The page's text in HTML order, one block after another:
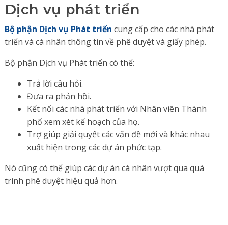
Dịch vụ phát triển
Bộ phận Dịch vụ Phát triển cung cấp cho các nhà phát
triển và cá nhân thông tin về phê duyệt và giấy phép.
Bộ phận Dịch vụ Phát triển có thể:
Trả lời câu hỏi.
Đưa ra phản hồi.
Kết nối các nhà phát triển với Nhân viên Thành
phố xem xét kế hoạch của họ.
Trợ giúp giải quyết các vấn đề mới và khác nhau
xuất hiện trong các dự án phức tạp.
Nó cũng có thể giúp các dự án cá nhân vượt qua quá
trình phê duyệt hiệu quả hơn.